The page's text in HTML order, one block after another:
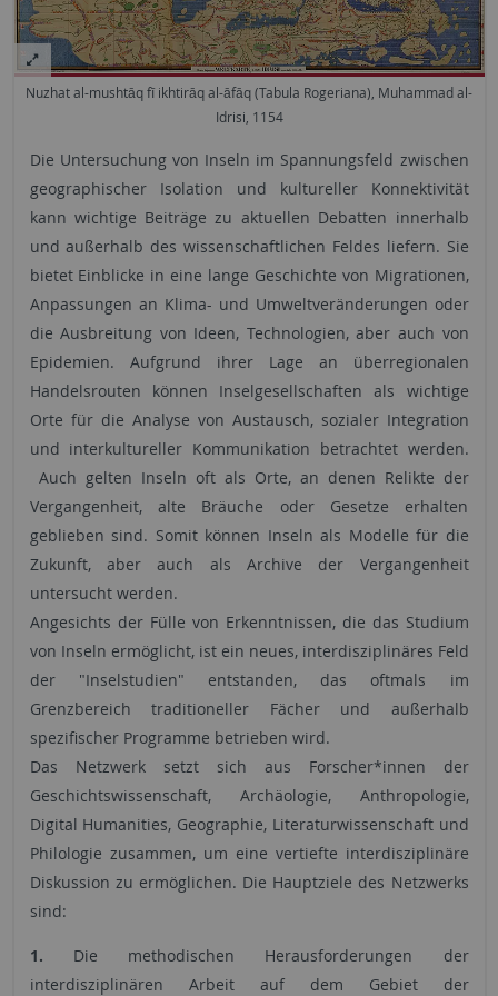
Nuzhat al-mushtāq fī ikhtirāq al-āfāq (Tabula Rogeriana), Muhammad al-
Idrisi, 1154
Die Untersuchung von Inseln im Spannungsfeld zwischen
geographischer Isolation und kultureller Konnektivität
kann wichtige Beiträge zu aktuellen Debatten innerhalb
und außerhalb des wissenschaftlichen Feldes liefern. Sie
bietet Einblicke in eine lange Geschichte von Migrationen,
Anpassungen an Klima- und Umweltveränderungen oder
die Ausbreitung von Ideen, Technologien, aber auch von
Epidemien. Aufgrund ihrer Lage an überregionalen
Handelsrouten können Inselgesellschaften als wichtige
Orte für die Analyse von Austausch, sozialer Integration
und interkultureller Kommunikation betrachtet werden.
Auch gelten Inseln oft als Orte, an denen Relikte der
Vergangenheit, alte Bräuche oder Gesetze erhalten
geblieben sind. Somit können Inseln als Modelle für die
Zukunft, aber auch als Archive der Vergangenheit
untersucht werden.
Angesichts der Fülle von Erkenntnissen, die das Studium
von Inseln ermöglicht, ist ein neues, interdisziplinäres Feld
der "Inselstudien" entstanden, das oftmals im
Grenzbereich traditioneller Fächer und außerhalb
spezifischer Programme betrieben wird.
Das Netzwerk setzt sich aus Forscher*innen der
Geschichtswissenschaft, Archäologie, Anthropologie,
Digital Humanities, Geographie, Literaturwissenschaft und
Philologie zusammen, um eine vertiefte interdisziplinäre
Diskussion zu ermöglichen. Die Hauptziele des Netzwerks
sind:
1. Die methodischen Herausforderungen der
interdisziplinären Arbeit auf dem Gebiet der